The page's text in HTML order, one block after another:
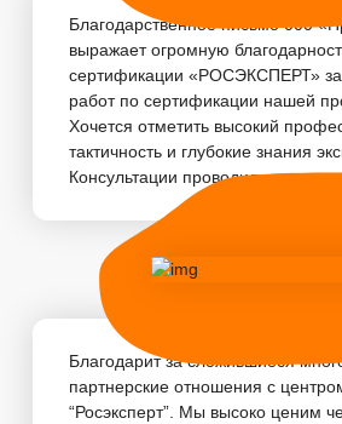
Благодарственное письмо 000
выражает огромную
сертификации «РОСЭКСПЕРТ»
работ по сертификации нашей
Хочется отметить высокий
тактичность и глубокие знания
Консультации проводились...
Благодарит за сложившиеся
партнерские отношения с
“Росэксперт”. Мы высоко ценим